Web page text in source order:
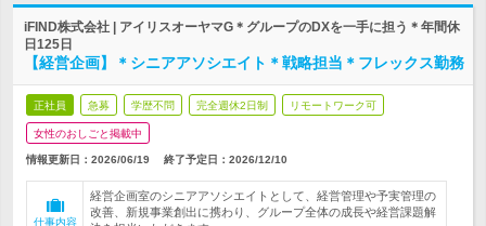
iFIND株式会社 | アイリスオーヤマG＊グループのDXを一手に担う＊年間休
日125日
【経営企画】＊シニアアソシエイト＊戦略担当＊フレックス勤務
正社員 急募 学歴不問 完全週休2日制 リモートワーク可
女性のおしごと掲載中
情報更新日：2026/06/19 終了予定日： 2026/12/10
仕事内容
経営企画室のシニアアソシエイトとして、経営管理や予実管理の
改善、新規事業創出に携わり、グループ全体の成長や経営課題解